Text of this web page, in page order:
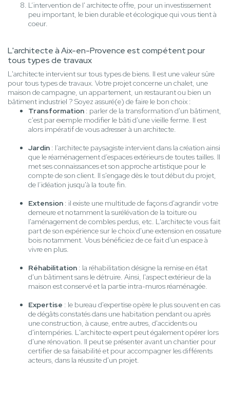
L’intervention de l' architecte offre, pour un investissement
peu important, le bien durable et écologique qui vous tient à
coeur.
L'architecte à Aix-en-Provence est compétent pour
tous types de travaux
L'architecte intervient sur tous types de biens. Il est une valeur sûre
pour tous types de travaux. Votre projet concerne un chalet, une
maison de campagne, un appartement, un restaurant ou bien un
bâtiment industriel ? Soyez assuré(e) de faire le bon choix :
Transformation : parler de la transformation d'un bâtiment,
c'est par exemple modifier le bâti d'une vieille ferme. Il est
alors impératif de vous adresser à un architecte.
Jardin : l’architecte paysagiste intervient dans la création ainsi
que le réaménagement d’espaces extérieurs de toutes tailles. Il
met ses connaissances et son approche artistique pour le
compte de son client. Il s'engage dès le tout début du projet,
de l’idéation jusqu'à la toute fin.
Extension : il existe une multitude de façons d'agrandir votre
demeure et notamment la surélévation de la toiture ou
l'aménagement de combles perdus, etc. L'architecte vous fait
part de son expérience sur le choix d'une extension en ossature
bois notamment. Vous bénéficiez de ce fait d'un espace à
vivre en plus.
Réhabilitation : la réhabilitation désigne la remise en état
d'un bâtiment sans le détruire. Ainsi, l'aspect extérieur de la
maison est conservé et la partie intra-muros réaménagée.
Expertise : le bureau d'expertise opère le plus souvent en cas
de dégâts constatés dans une habitation pendant ou après
une construction, à cause, entre autres, d'accidents ou
d'intempéries. L'architecte expert peut également opérer lors
d'une rénovation. Il peut se présenter avant un chantier pour
certifier de sa faisabilité et pour accompagner les différents
acteurs, dans la réussite d'un projet.